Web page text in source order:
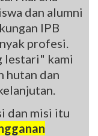
dan alumni
IPB
profesi.
lestari" kami
hutan dan
dan misi itu